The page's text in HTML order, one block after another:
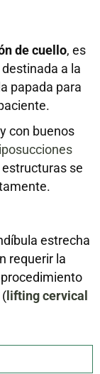
de cuello, es
a la
papada para
con buenos
liposucciones
se
estrecha
requerir la
lifting cervical